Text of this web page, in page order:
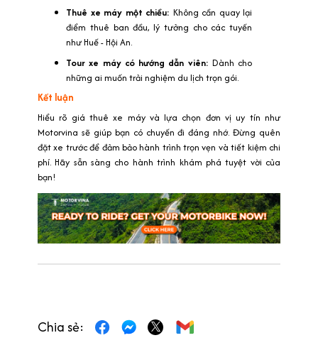
Thuê xe máy một chiều: Không cần quay lại
điểm thuê ban đầu, lý tưởng cho các tuyến
như Huế - Hội An.
Tour xe máy có hướng dẫn viên: Dành cho
những ai muốn trải nghiệm du lịch trọn gói.
Kết luận
Hiểu rõ giá thuê xe máy và lựa chọn đơn vị uy tín như
Motorvina sẽ giúp bạn có chuyến đi đáng nhớ. Đừng quên
đặt xe trước để đảm bảo hành trình trọn vẹn và tiết kiệm chi
phí. Hãy sẵn sàng cho hành trình khám phá tuyệt vời của
bạn!
Chia sẻ: